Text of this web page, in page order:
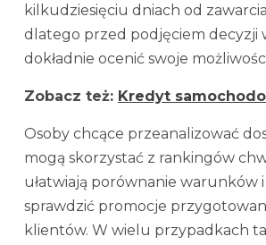
kilkudziesięciu dniach od
dlatego przed podjęciem decyzji
dokładnie ocenić swoje
Zobacz też: Kredyt
Osoby chcące przeanalizować
mogą skorzystać z rankingów
ułatwiają porównanie warunków
sprawdzić promocje
klientów. W wielu przypadkach